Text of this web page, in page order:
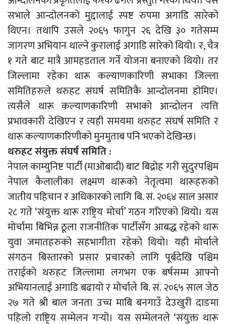
सभाले आन्दोलनको मुद्दालाई स्पष्ट रुपमा अगाडि सारेको
थिएन। तथापि उसले २०६५ फागुन २६ देखि ३० गतेसम्म
जागरण अभियान थाल्ने कुरालाई अगाडि सारेको थियो। र, चैत्र
१ गते बाट मात्रै आमहडताल गर्ने योजना बनाएको थियो। तर
जिल्लामा रहेका थारू कल्याणकारिणी सभाका जिल्ला
समितिहरुले थरुहट संघर्ष समितिकै आन्दोलनमा होमिए।
त्यसैले थारू कल्याणकारिणी सभाको आन्दोलन त्यत्ति
प्रभावकारी देखिएन र त्यही समयमा थरुहट संघर्ष समिति र
थारू कल्याणकारिणीको मुनमुताब पनि भएको देखिन्छ।
थरुहट संयुक्त संघर्ष समिति :
नेपाल काम्युनिष्ट पार्टी (माओबादी) बाट बिद्रोह गरी सुदुरपश्चिम
नेपाल कैलालीका लक्ष्मण थारूको नेतृत्वमा थारूहरुको
जातीय पहिचान र अधिकारको लागि बि. सं. २०६४ साल असार
२८ गते ‘संयुक्त थारू राष्ट्रिय मोर्चा’ गठन गरिएको थियो। यस
मोर्चामा बिभिन्न ठूला राजनीतिक पार्टीसँग आबद्ध रहेको थारू
युवा जमातहरुको सहभागीता रहेको थियो। यही मोर्चाले
संगठन बिस्तारको प्रसार प्रचारको लागि पूर्बदेखि पश्चिम
तराईको थरुहट जिल्लामा लगभग एक बर्षसम्म आफ्नो
अभियानलाई अगाडि बढायो र मोर्चाले बि. सं. २०६५ साल जेठ
२७ गते श्री बाल जनता उच्च माबि बनगाउँ देउखुरी दाङमा
पहिलो राष्ट्रिय सम्मेलन गर्‍यो। यस सम्मेलनले ‘संयुक्त थारू